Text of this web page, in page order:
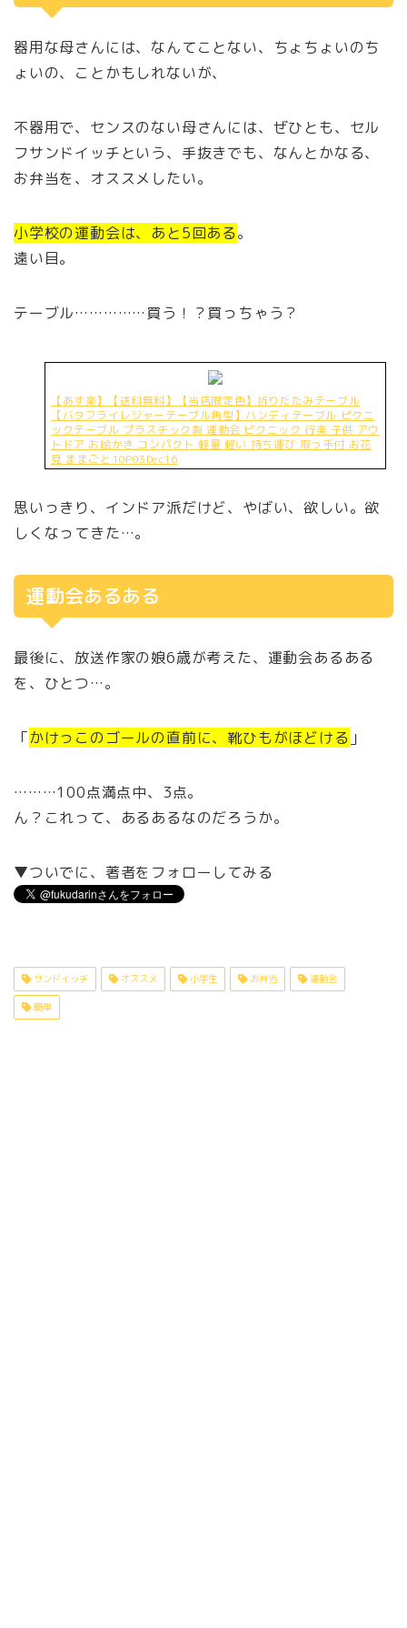
器用な母さんには、なんてことない、ちょちょいのち
ょいの、ことかもしれないが、
不器用で、センスのない母さんには、ぜひとも、セル
フサンドイッチという、手抜きでも、なんとかなる、
お弁当を、オススメしたい。
小学校の運動会は、あと5回ある。
遠い目。
テーブル……………買う！？買っちゃう？
【あす楽】【送料無料】【当店限定色】折りたたみテーブル
【バタフライレジャーテーブル角型】ハンディテーブル ピクニ
ックテーブル プラスチック製 運動会 ピクニック 行楽 子供 アウ
トドア お絵かき コンパクト 軽量 軽い 持ち運び 取っ手付 お花
見 ままごと10P03Dec16
思いっきり、インドア派だけど、やばい、欲しい。欲
しくなってきた…。
運動会あるある
最後に、放送作家の娘6歳が考えた、運動会あるある
を、ひとつ…。
「かけっこのゴールの直前に、靴ひもがほどける 」
………100点満点中、3点。
ん？これって、あるあるなのだろうか。
▼ついでに、著者をフォローしてみる
サンドイッチ オススメ 小学生 お弁当 運動会
簡単